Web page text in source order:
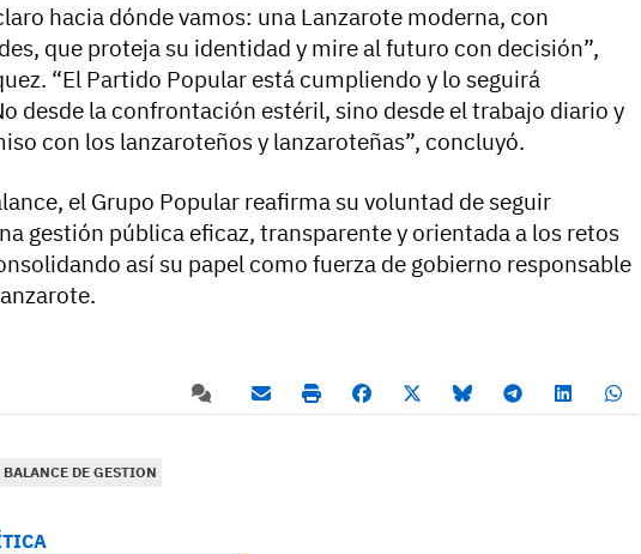
hacia dónde vamos: una Lanzarote moderna, con
que proteja su identidad y mire al futuro con decisión”,
“El Partido Popular está cumpliendo y lo seguirá
desde la confrontación estéril, sino desde el trabajo diario y
con los lanzaroteños y lanzaroteñas”, concluyó.
el Grupo Popular reafirma su voluntad de seguir
gestión pública eficaz, transparente y orientada a los retos
así su papel como fuerza de gobierno responsable
BALANCE DE GESTION